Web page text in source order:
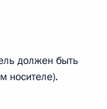
должен быть
носителе).